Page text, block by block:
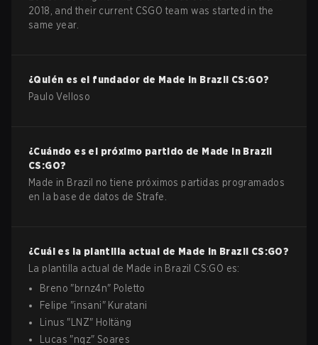
2018, and their current CSGO team was started in the
same year.
¿Quién es el fundador de Made in Brazil CS:GO?
Paulo Velloso
¿Cuándo es el próximo partido de Made in Brazil
CS:GO?
Made in Brazil no tiene próximos partidas programados
en la base de datos de Strafe.
¿Cuál es la plantilla actual de Made in Brazil CS:GO?
La plantilla actual de Made in Brazil CS:GO es:
Breno "brnz4n" Poletto
Felipe "insani" Kuratani
Linus " LNZ" Holtäng
Lucas "nqz" Soares